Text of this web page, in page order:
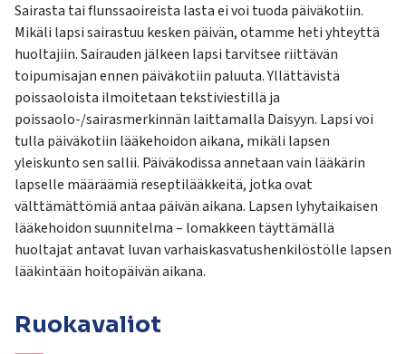
Sairasta tai flunssaoireista lasta ei voi tuoda päiväkotiin.
Mikäli lapsi sairastuu kesken päivän, otamme heti yhteyttä
huoltajiin. Sairauden jälkeen lapsi tarvitsee riittävän
toipumisajan ennen päiväkotiin paluuta. Yllättävistä
poissaoloista ilmoitetaan tekstiviestillä ja
poissaolo-/sairasmerkinnän laittamalla Daisyyn. Lapsi voi
tulla päiväkotiin lääkehoidon aikana, mikäli lapsen
yleiskunto sen sallii. Päiväkodissa annetaan vain lääkärin
lapselle määräämiä reseptilääkkeitä, jotka ovat
välttämättömiä antaa päivän aikana. Lapsen lyhytaikaisen
lääkehoidon suunnitelma – lomakkeen täyttämällä
huoltajat antavat luvan varhaiskasvatushenkilöstölle lapsen
lääkintään hoitopäivän aikana.
Ruokavaliot